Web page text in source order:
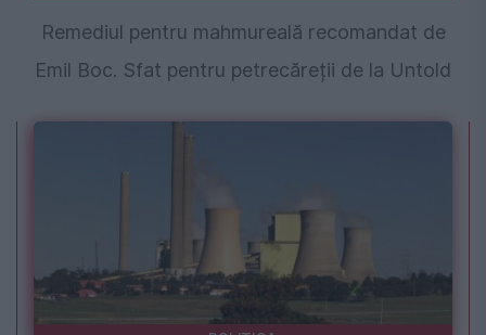
Remediul pentru mahmureală recomandat de
Emil Boc. Sfat pentru petrecăreții de la Untold